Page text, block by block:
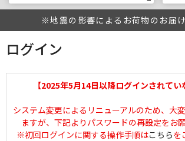
※地震の影響によるお荷物のお届
ログイン
【2025年5月14日以降ログインされてい
システム変更によるリニューアルのため、大
ますが、下記よりパスワードの再設定をお
※初回ログインに関する操作手順はこちらを